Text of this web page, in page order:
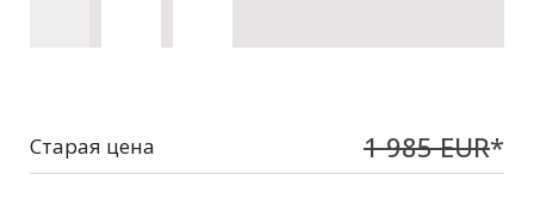
Старая цена 1 985 EUR*